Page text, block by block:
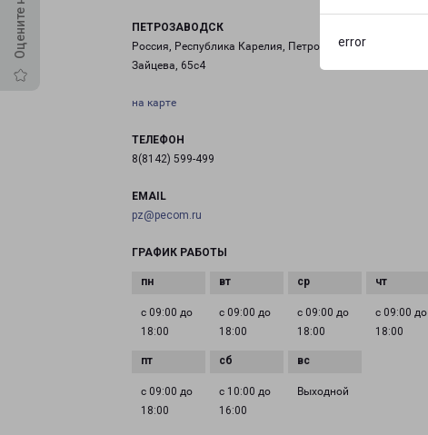
error
ПЕТРОЗАВОДСК
Россия, Республика Карелия, Петрозаводск, улица
Зайцева, 65с4
на карте
ТЕЛЕФОН
8(8142) 599-499
EMAIL
pz@pecom.ru
ГРАФИК РАБОТЫ
с 09:00 до
18:00
с 09:00 до
18:00
с 09:00 до
18:00
с 09:00 до
18:00
с 09:00 до
18:00
с 10:00 до
16:00
Выходной